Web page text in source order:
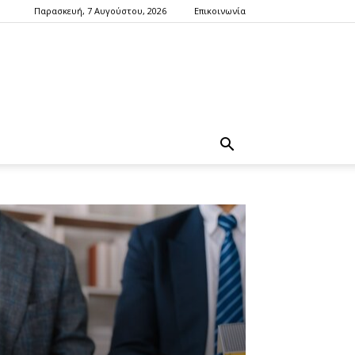
Παρασκευή, 7 Αυγούστου, 2026 Επικοινωνία